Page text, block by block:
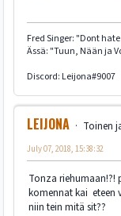
Fred Singer: "Dont
Ässä: "Tuun, Nään ja
Discord: Leijona#9007
LEIJONA
Toinen
July 07, 2018, 15:38:32
Tonza
komennat kai eteen
niin tein mitä sit??